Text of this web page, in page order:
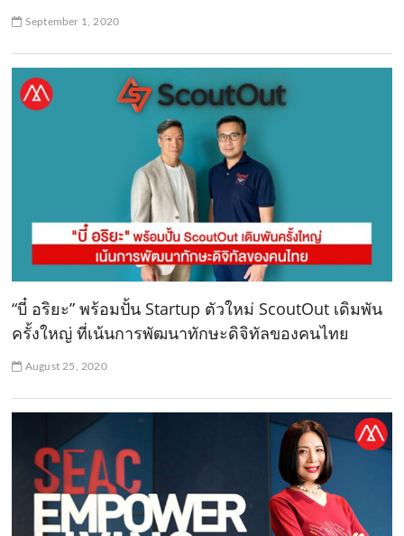
September 1, 2020
“บี๋ อริยะ” พร้อมปั้น Startup ตัวใหม่ ScoutOut เดิมพัน
ครั้งใหญ่ ที่เน้นการพัฒนาทักษะดิจิทัลของคนไทย
August 25, 2020